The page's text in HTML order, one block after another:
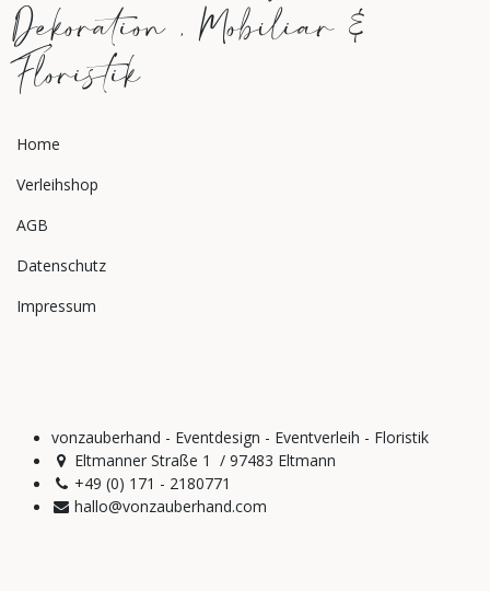
Dekoration , Mobiliar &
Floristik
Home
Verleihshop
AGB
Datenschutz
Impressum
vonzauberhand - Eventdesign - Eventverleih - Floristik
Eltmanner Straße 1 / 97483 Eltmann
+49 (0) 171 - 2180771
hallo@vonzauberhand.com